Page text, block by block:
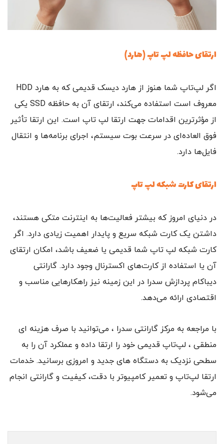
ارتقای حافظه لپ‌ تاپ (هارد)
اگر لپ‌تاپ شما هنوز از هارد دیسک قدیمی که به هارد HDD
معروف است استفاده می‌کند، ارتقای آن به حافظه SSD یکی
از مؤثرترین اقدامات جهت ارتقا لپ تاپ است. این ارتقا تأثیر
فوق‌ العاده‌ای در سرعت بوت سیستم، اجرای برنامه‌ها و انتقال
فایل‌ها دارد.
ارتقای کارت شبکه لپ‌ تاپ
در دنیای امروز که بیشتر فعالیت‌ها به اینترنت متکی هستند،
داشتن یک کارت شبکه سریع و پایدار اهمیت زیادی دارد. اگر
کارت شبکه لپ‌ تاپ شما قدیمی یا ضعیف باشد، امکان ارتقای
آن یا استفاده از کارت‌های اکسترنال وجود دارد. گارانتی
دیباکام پردازش سدرا در این زمینه نیز راهکارهایی مناسب و
اقتصادی ارائه می‌دهد.
با مراجعه به مرکز گارانتی سدرا ، می‌توانید با صرف هزینه‌ ای
منطقی ، لپ‌تاپ قدیمی خود را ارتقا داده و عملکرد آن را به
سطحی نزدیک به دستگاه‌ های جدید و امروزی برسانید. خدمات
ارتقا لپ‌تاپ و تعمیر کامپیوتر با دقت، کیفیت و گارانتی انجام
می‌شود.